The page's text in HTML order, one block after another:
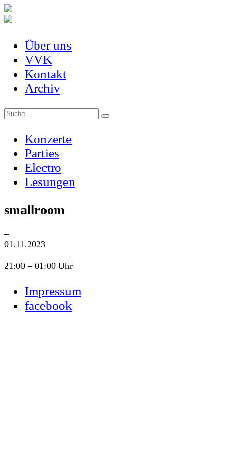
Über uns
VVK
Kontakt
Archiv
Konzerte
Parties
Electro
Lesungen
smallroom
–
01.11.2023
–
21:00 – 01:00 Uhr
Impressum
facebook